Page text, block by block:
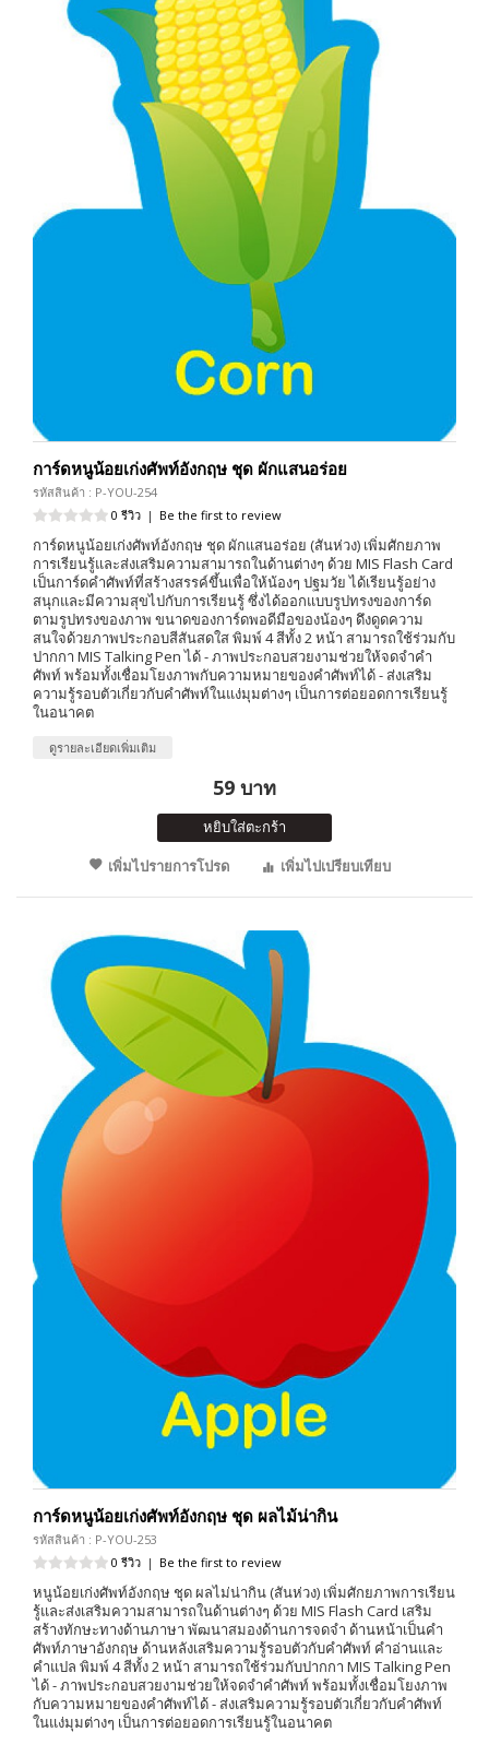
การ์ดหนูน้อยเก่งศัพท์อังกฤษ ชุด ผักแสนอร่อย
รหัสสินค้า : P-YOU-254
0 รีวิว | Be the first to review
การ์ดหนูน้อยเก่งศัพท์อังกฤษ ชุด ผักแสนอร่อย (สันห่วง) เพิ่มศักยภาพ
การเรียนรู้และส่งเสริมความสามารถในด้านต่างๆ ด้วย MIS Flash Card
เป็นการ์ดคำศัพท์ที่สร้างสรรค์ขึ้นเพื่อให้น้องๆ ปฐมวัย ได้เรียนรู้อย่าง
สนุกและมีความสุขไปกับการเรียนรู้ ซึ่งได้ออกแบบรูปทรงของการ์ด
ตามรูปทรงของภาพ ขนาดของการ์ดพอดีมือของน้องๆ ดึงดูดความ
สนใจด้วยภาพประกอบสีสันสดใส พิมพ์ 4 สีทั้ง 2 หน้า สามารถใช้ร่วมกับ
ปากกา MIS Talking Pen ได้ - ภาพประกอบสวยงามช่วยให้จดจำคำ
ศัพท์ พร้อมทั้งเชื่อมโยงภาพกับความหมายของคำศัพท์ได้ - ส่งเสริม
ความรู้รอบตัวเกี่ยวกับคำศัพท์ในแง่มุมต่างๆ เป็นการต่อยอดการเรียนรู้
ในอนาคต
ดูรายละเอียดเพิ่มเติม
59 บาท
หยิบใส่ตะกร้า
เพิ่มไปรายการโปรด
เพิ่มไปเปรียบเทียบ
การ์ดหนูน้อยเก่งศัพท์อังกฤษ ชุด ผลไม้น่ากิน
รหัสสินค้า : P-YOU-253
0 รีวิว | Be the first to review
หนูน้อยเก่งศัพท์อังกฤษ ชุด ผลไม่น่ากิน (สันห่วง) เพิ่มศักยภาพการเรียน
รู้และส่งเสริมความสามารถในด้านต่างๆ ด้วย MIS Flash Card เสริม
สร้างทักษะทางด้านภาษา พัฒนาสมองด้านการจดจำ ด้านหน้าเป็นคำ
ศัพท์ภาษาอังกฤษ ด้านหลังเสริมความรู้รอบตัวกับคำศัพท์ คำอ่านและ
คำแปล พิมพ์ 4 สีทั้ง 2 หน้า สามารถใช้ร่วมกับปากกา MIS Talking Pen
ได้ - ภาพประกอบสวยงามช่วยให้จดจำคำศัพท์ พร้อมทั้งเชื่อมโยงภาพ
กับความหมายของคำศัพท์ได้ - ส่งเสริมความรู้รอบตัวเกี่ยวกับคำศัพท์
ในแง่มุมต่างๆ เป็นการต่อยอดการเรียนรู้ในอนาคต